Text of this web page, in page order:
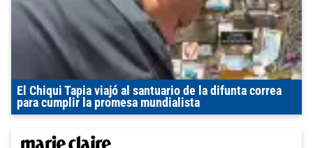
El Chiqui Tapia viajó al santuario de la difunta correa
para cumplir la promesa mundialista